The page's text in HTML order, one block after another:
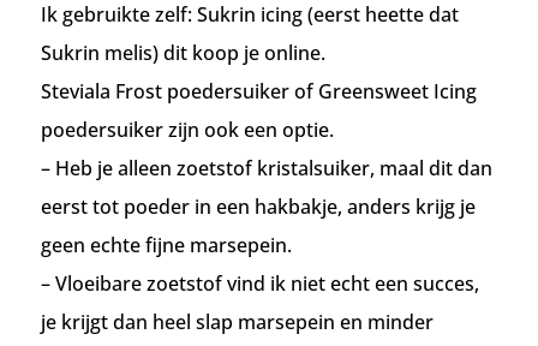
Ik gebruikte zelf: Sukrin icing (eerst heette dat
Sukrin melis) dit koop je online.
Steviala Frost poedersuiker of Greensweet Icing
poedersuiker zijn ook een optie.
– Heb je alleen zoetstof kristalsuiker, maal dit dan
eerst tot poeder in een hakbakje, anders krijg je
geen echte fijne marsepein.
– Vloeibare zoetstof vind ik niet echt een succes,
je krijgt dan heel slap marsepein en minder